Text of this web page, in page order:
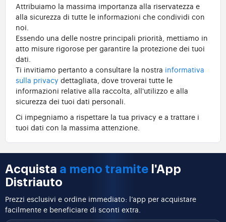
Attribuiamo la massima importanza alla riservatezza e
alla sicurezza di tutte le informazioni che condividi con
noi.
Essendo una delle nostre principali priorità, mettiamo in
atto misure rigorose per garantire la protezione dei tuoi
dati.
Ti invitiamo pertanto a consultare la nostra informativa
sulla privacy dettagliata, dove troverai tutte le
informazioni relative alla raccolta, all'utilizzo e alla
sicurezza dei tuoi dati personali.
Ci impegniamo a rispettare la tua privacy e a trattare i
tuoi dati con la massima attenzione.
Acquista a meno tramite l'App
Distriauto
Prezzi esclusivi e ordine immediato: l’app per acquistare
facilmente e beneficiare di sconti extra.